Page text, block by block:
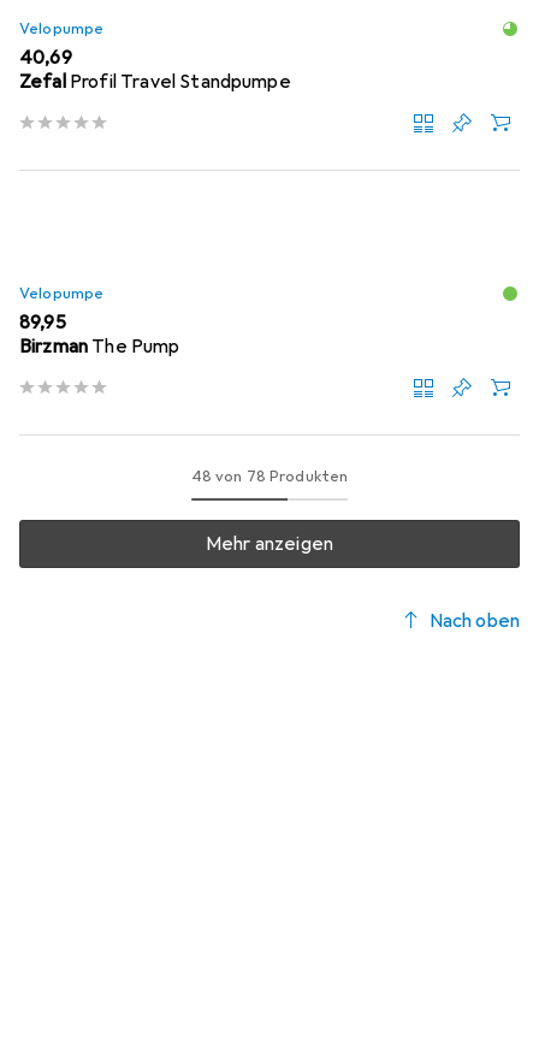
Velopumpe
EUR
40,69
Zefal Profil Travel Standpumpe
Velopumpe
EUR
89,95
Birzman The Pump
48 von 78 Produkten
Mehr anzeigen
Nach oben